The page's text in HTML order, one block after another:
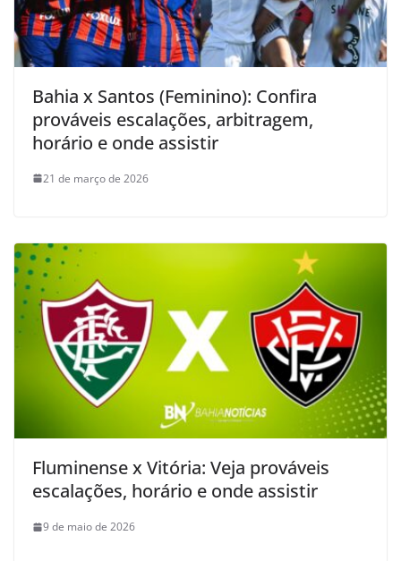
Bahia x Santos (Feminino): Confira
prováveis escalações, arbitragem,
horário e onde assistir
21 de março de 2026
Fluminense x Vitória: Veja prováveis
escalações, horário e onde assistir
9 de maio de 2026